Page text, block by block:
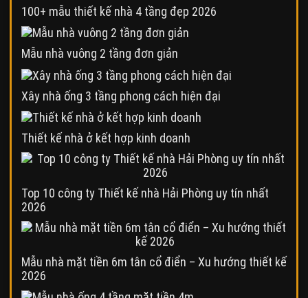
100+ mẫu thiết kế nhà 4 tầng đẹp 2026
Mẫu nhà vuông 2 tầng đơn giản
Xây nhà ống 3 tầng phong cách hiện đại
Thiết kế nhà ở kết hợp kinh doanh
Top 10 công ty Thiết kế nhà Hải Phòng uy tín nhất
2026
Mẫu nhà mặt tiền 6m tân cổ điển – Xu hướng thiết kế
2026